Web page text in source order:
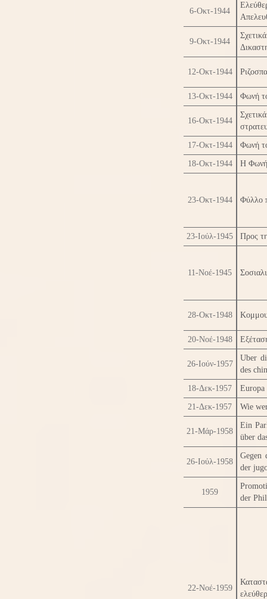
6-Οκτ-1944
9-Οκτ-1944
12-Οκτ-1944
13-Οκτ-1944 Φωνή
16-Οκτ-1944
17-Οκτ-1944 Φωνή
18-Οκτ-1944 Η
23-Οκτ-1944 Φύλλο
23-Ιούλ-1945 Προς
11-Νοέ-1945
28-Οκτ-1948
20-Νοέ-1948
26-Ιούν-1957
Uber
des
18-Δεκ-1957 Europa
21-Δεκ-1957 Wie
21-Μάρ-1958
Ein
über
26-Ιούλ-1958
Gegen
der
1959
der
22-Νοέ-1959